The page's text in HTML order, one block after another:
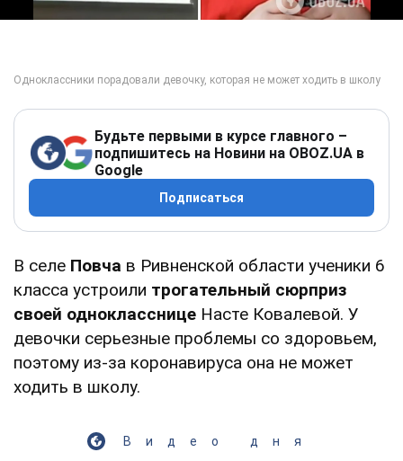
Будьте первыми в курсе главного –
подпишитесь на Новини на OBOZ.UA в
Google
Подписаться
В селе Повча в Ривненской области ученики 6
класса устроили трогательный сюрприз
своей однокласснице Насте Ковалевой. У
девочки серьезные проблемы со здоровьем,
поэтому из-за коронавируса она не может
ходить в школу.
Видео дня